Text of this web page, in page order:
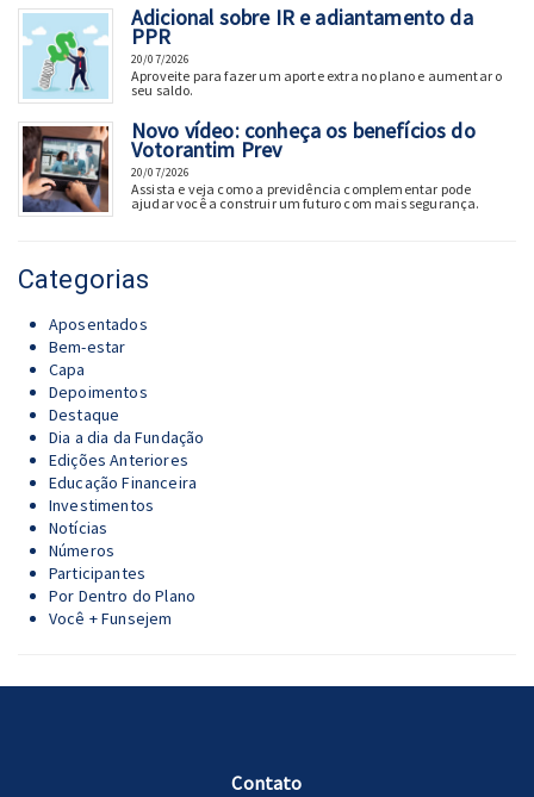
Adicional sobre IR e adiantamento da
PPR
20/07/2026
Aproveite para fazer um aporte extra no plano e aumentar o
seu saldo.
Novo vídeo: conheça os benefícios do
Votorantim Prev
20/07/2026
Assista e veja como a previdência complementar pode
ajudar você a construir um futuro com mais segurança.
Categorias
Aposentados
Bem-estar
Capa
Depoimentos
Destaque
Dia a dia da Fundação
Edições Anteriores
Educação Financeira
Investimentos
Notícias
Números
Participantes
Por Dentro do Plano
Você + Funsejem
Contato